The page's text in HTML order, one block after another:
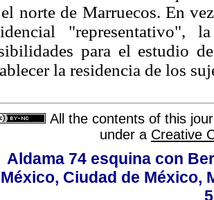
norte de Marruecos. En
"representativo",
para el estudio
la residencia de los
All the contents of this
under a Creative
Aldama 74 esquina con
México, Ciudad de México,